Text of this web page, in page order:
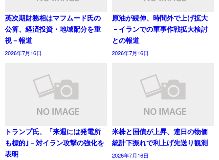
英次期財務相はマフムード氏の
公算、経済投資・地域配分を重
視－報道
2026年7月16日
原油が続伸、時間外で上げ拡大
－イランでの軍事作戦拡大検討
との報道
2026年7月16日
トランプ氏、「来週には発電所
も標的｣－対イラン攻撃の強化を
表明
米株と国債が上昇、連日の物価
統計下振れで利上げ先送り観測
2026年7月16日